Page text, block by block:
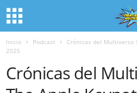
Inicio Podcast
Crónicas del Multiverso
2025
Crónicas del